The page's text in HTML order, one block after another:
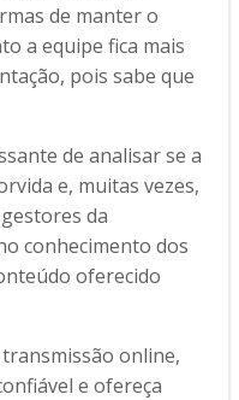
de manter o
a equipe fica mais
pois sabe que
de analisar se a
e, muitas vezes,
da
conhecimento dos
oferecido
online,
e ofereça